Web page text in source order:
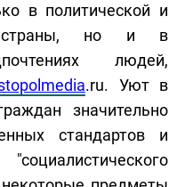
в политической и
страны, но и в
людей,
.ru. Уют в
значительно
стандартов и